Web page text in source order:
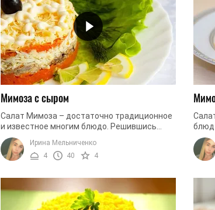
Мимоза с сыром
Салат Мимоза – достаточно традиционное
и известное многим блюдо. Решившись
приготовить его для праздничного стола,
внесите какие-либо особенности в ...
Ирина Мельниченко
4
40 4
блюд